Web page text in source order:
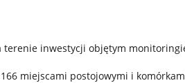
terenie inwestycji objętym
miejscami postojowymi i